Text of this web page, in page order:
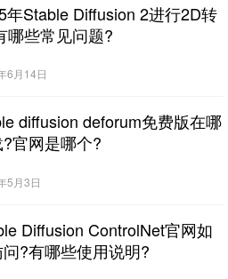
年Stable Diffusion 2进行2D转
哪些常见问题?
6月14日
diffusion deforum免费版在哪
官网是哪个?
5月3日
Diffusion ControlNet官网如
?有哪些使用说明?